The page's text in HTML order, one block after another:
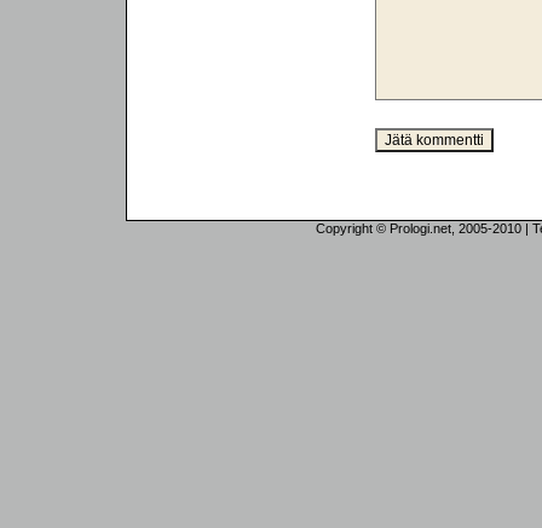
Copyright © Prologi.net, 2005-2010 |